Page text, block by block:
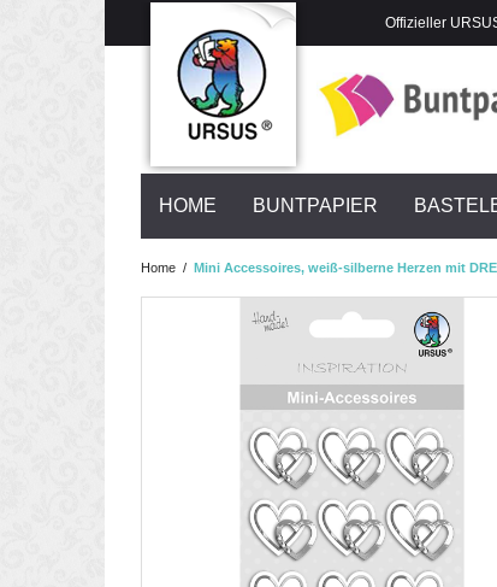
Offizieller
HOME BUNTPAPIER
Home / Mini Accessoires, weiß-silberne Herzen mit